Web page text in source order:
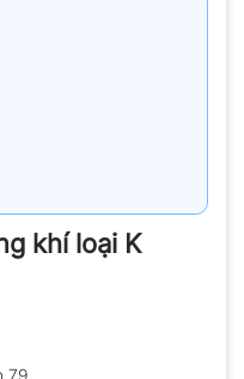
khí loại K
79